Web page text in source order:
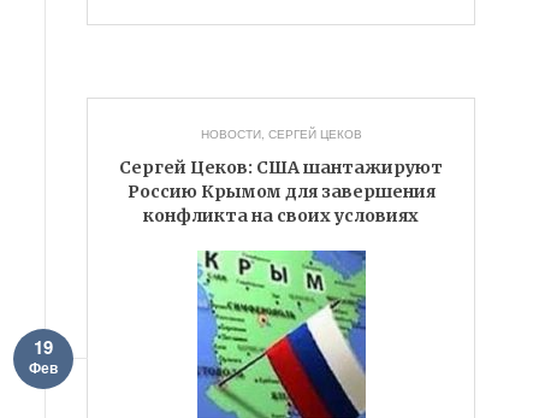
НОВОСТИ, СЕРГЕЙ ЦЕКОВ
Сергей Цеков: США шантажируют
Россию Крымом для завершения
конфликта на своих условиях
19
Фев